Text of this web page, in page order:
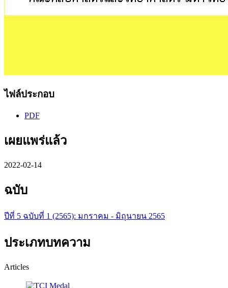
ไฟล์ประกอบ
PDF
เผยแพร่แล้ว
2022-02-14
ฉบับ
ปีที่ 5 ฉบับที่ 1 (2565): มกราคม - มิถุนายน 2565
ประเภทบทความ
Articles